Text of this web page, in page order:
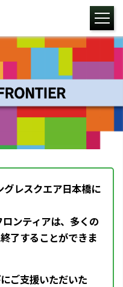
レスクエア日本橋に
ンティアは、多くの
了することができま
ご支援いただいた